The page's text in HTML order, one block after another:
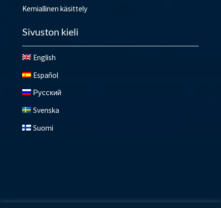
Kemiallinen käsittely
Sivuston kieli
English
Español
Русский
Svenska
Suomi